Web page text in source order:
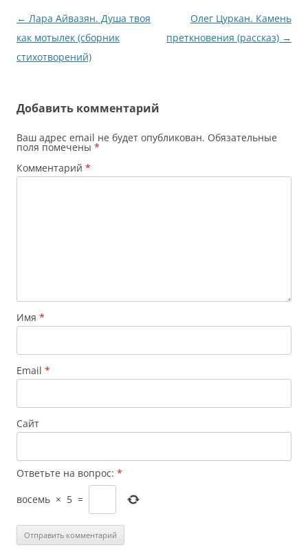
Навигация
по
записям
← Лара Айвазян. Душа твоя
как мотылек (сборник
стихотворений)
Олег Цуркан. Камень
преткновения (рассказ) →
Добавить комментарий
Ваш адрес email не будет опубликован. Обязательные
поля помечены *
Комментарий *
Имя *
Email *
Сайт
Ответьте на вопрос: *
восемь × 5 =